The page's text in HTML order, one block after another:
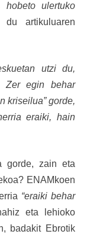
hobeto ulertuko
artikuluaren
utzi du,
Zer egin behar
kriseilua” gorde,
eraiki, hain
gorde, zain eta
ENAMkoen
“eraiki behar
eta lehioko
badakit Ebrotik